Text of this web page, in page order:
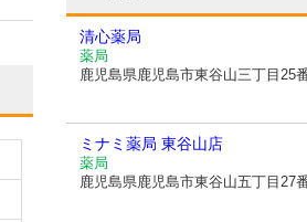
清心薬局
薬局
鹿児島県鹿児島市東谷山三丁目25
ミナミ薬局 東谷山店
薬局
鹿児島県鹿児島市東谷山五丁目27